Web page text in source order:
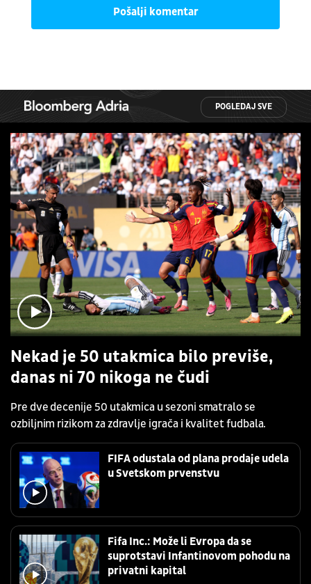
Pošalji komentar
POGLEDAJ SVE
Nekad je 50 utakmica bilo previše,
danas ni 70 nikoga ne čudi
Pre dve decenije 50 utakmica u sezoni smatralo se
ozbiljnim rizikom za zdravlje igrača i kvalitet fudbala.
FIFA odustala od plana prodaje udela
u Svetskom prvenstvu
Fifa Inc.: Može li Evropa da se
suprotstavi Infantinovom pohodu na
privatni kapital